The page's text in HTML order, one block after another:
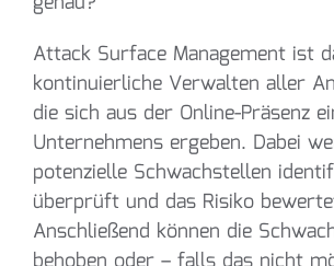
Attack Surface Management ist
kontinuierliche Verwalten aller
die sich aus der Online-Präsenz
Unternehmens ergeben. Dabei
potenzielle Schwachstellen
überprüft und das Risiko
Anschließend können die